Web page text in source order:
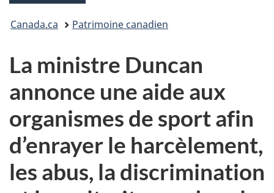
Vous
ici :
Canada.ca Patrimoine canadien
La ministre Duncan
annonce une aide aux
organismes de sport afin
d’enrayer le harcèlement,
les abus, la discrimination